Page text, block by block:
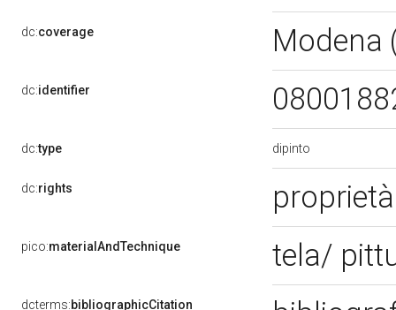
dc:coverage Modena
dc:identifier
dc:type dipinto
dc:rights
pico:materialAndTechnique tela/
dcterms:bibliographicCitation